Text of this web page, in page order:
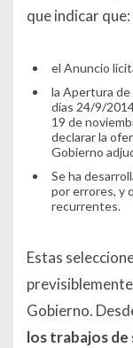
que indicar que:
el Anuncio
la Apertura de
días 24/9/
19 de
declarar la
Gobierno
Se ha
por errores, y
recurrentes.
Estas
Gobierno.
los trabajos